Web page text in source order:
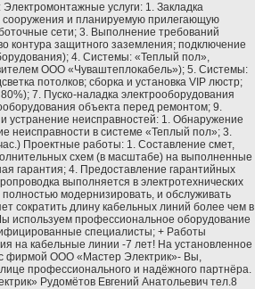
услуги: 1. Закладка
сооружения и планируемую прилегающую
сети; 3. Выполнение требований
контура защитного заземления; подключение
4. Системы: «Теплый пол»,
ООО «Чуваштеплокабель»); 5. Системы:
потолков; сборка и установка VIP люстр;
7. Пуско-наладка электрооборудования
объекта перед ремонтом; 9.
устранение неисправностей: 1. Обнаружение
неисправности в системе «Теплый пол»; 3.
Проектные работы: 1. Составление смет,
схем (в масштабе) на выполненные
гарантия; 4. Предоставление гарантийных
выполняется в электротехнических
модернизировать, и обслуживать
сократить длину кабельных линий более чем в
используем профессиональное оборудование
специалисты; + Работы
на кабельные линии -7 лет! На установленное
фирмой ООО «Мастер Электрик»- Вы,
профессионального и надёжного партнёра.
Рудомётов Евгений Анатольевич тел.8